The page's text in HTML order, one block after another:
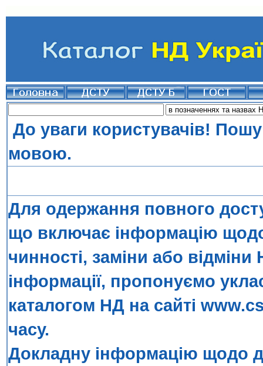
До уваги користувачів!
мовою.
Для одержання повного
що включає інформацію
чинності, заміни або
інформації, пропонуємо
каталогом НД на сайті
часу.
Докладну інформацію щодо